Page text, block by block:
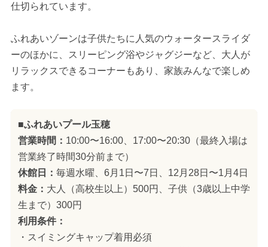
仕切られています。
ふれあいゾーンは子供たちに人気のウォータースライダ
ーのほかに、スリーピング浴やジャグジーなど、大人が
リラックスできるコーナーもあり、家族みんなで楽しめ
ます。
■ふれあいプール玉穂
営業時間： 10:00〜16:00、17:00〜20:30（最終入場は
営業終了時間30分前まで）
休館日： 毎週水曜、6月1日〜7日、12月28日〜1月4日
料金： 大人（高校生以上）500円、子供（3歳以上中学
生まで）300円
利用条件：
・スイミングキャップ着用必須